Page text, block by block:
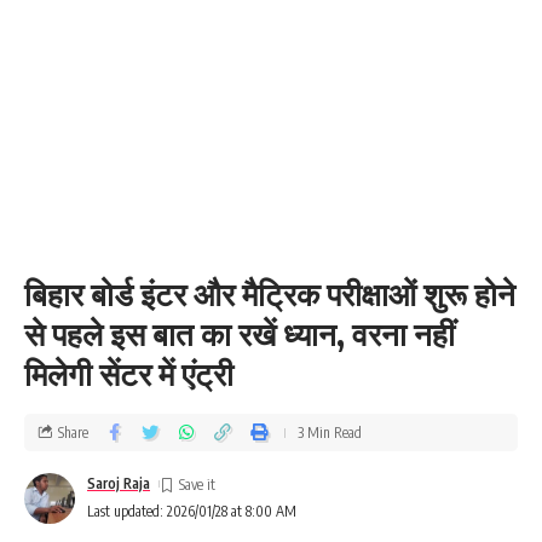
बिहार बोर्ड इंटर और मैट्रिक परीक्षाओं शुरू होने
से पहले इस बात का रखें ध्यान, वरना नहीं
मिलेगी सेंटर में एंट्री
Last updated: 2026/01/28 at 8:00 AM
Saroj Raja
Share 3 Min Read